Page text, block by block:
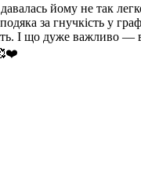
йому не так
за гнучкість у
І що дуже важливо —